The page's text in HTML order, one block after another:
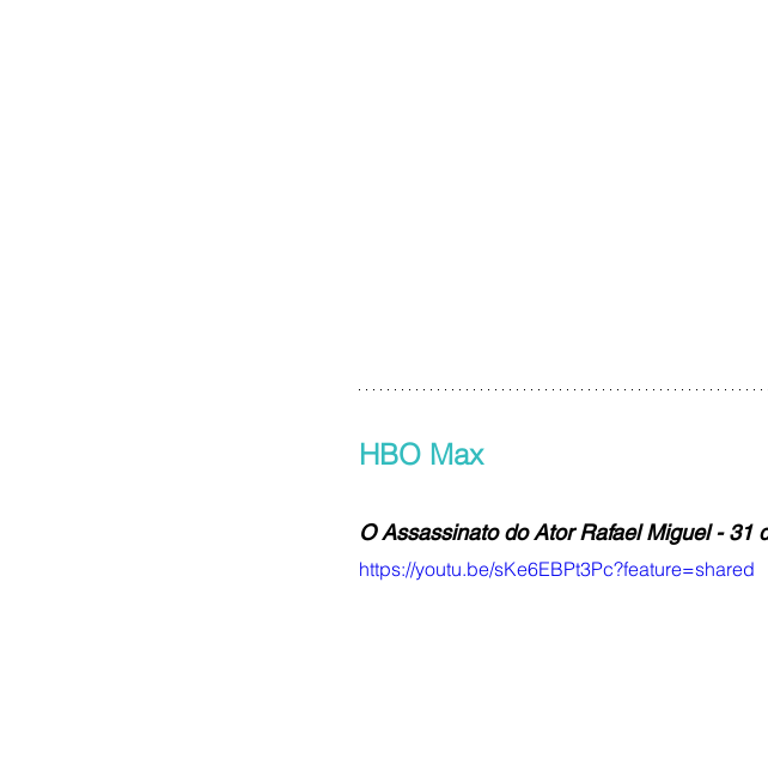
HBO Max
O Assassinato do Ator Rafael Miguel - 31
https://youtu.be/sKe6EBPt3Pc?feature=shared